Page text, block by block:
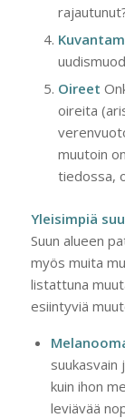
Oireet
oireita
muutoin
tiedossa,
Yleisimpiä
Suun alueen
myös muita
listattuna
esiintyviä
kuin ihon
leviävää